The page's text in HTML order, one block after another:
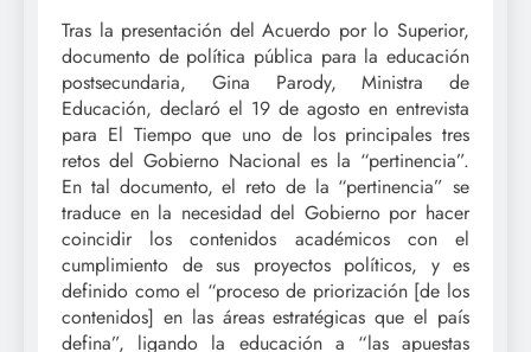
Tras la presentación del Acuerdo por lo Superior,
documento de política pública para la educación
postsecundaria, Gina Parody, Ministra de
Educación, declaró el 19 de agosto en entrevista
para El Tiempo que uno de los principales tres
retos del Gobierno Nacional es la “pertinencia”.
En tal documento, el reto de la “pertinencia” se
traduce en la necesidad del Gobierno por hacer
coincidir los contenidos académicos con el
cumplimiento de sus proyectos políticos, y es
definido como el “proceso de priorización [de los
contenidos] en las áreas estratégicas que el país
defina”, ligando la educación a “las apuestas